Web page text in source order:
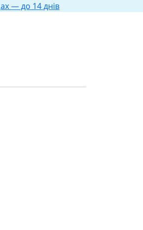
— до 14 днів